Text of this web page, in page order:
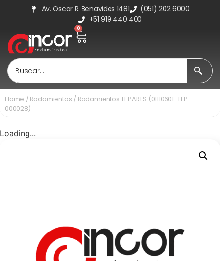
Av. Oscar R. Benavides 1481
(051) 202 6000
+51 919 440 400
0
Home / Rodamientos / Rodamientos TEPARTS (01110601-TEP-
000028)
Loading...